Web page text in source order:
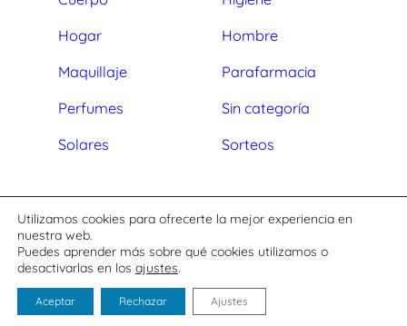
Hogar
Hombre
Maquillaje
Parafarmacia
Perfumes
Sin categoría
Solares
Sorteos
Copyright © 2026
Aviso legal
Política de privacidad
Política de cookies
Utilizamos cookies para ofrecerte la mejor experiencia en
nuestra web.
Puedes aprender más sobre qué cookies utilizamos o
desactivarlas en los ajustes.
Aceptar Rechazar Ajustes